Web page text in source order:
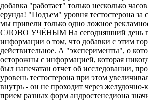
добавка "работает" только несколько
ерунда! "Подъем" уровня тестостерона
мы привели только одно ложное
СЛОВО УЧЁНЫМ На сегодняшний день
информации о том, что добавки с этим
действительное. А "эксперименты", о
осторожны с информацией, которая
был напечатан отчет об исследовании,
уровень тестостерона при этом
внутрь - он не проходит через
прием разных форм андростенедиона